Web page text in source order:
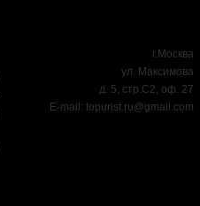
г.Москва
ул. Максимова
д. 5, стр.С2, оф. 27
E-mail:topurist.ru@gmail.com